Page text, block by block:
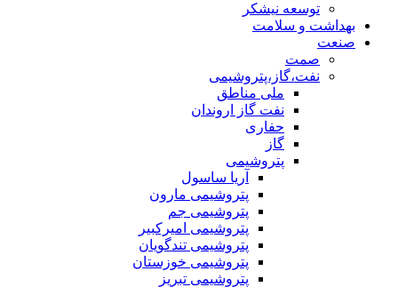
توسعه نیشکر
بهداشت و سلامت
صنعت
صمت
نفت،گاز،پتروشیمی
ملی مناطق
نفت گاز اروندان
حفاری
گاز
پتروشیمی
آریا ساسول
پتروشیمی مارون
پتروشیمی جم
پتروشیمی امیرکبیر
پتروشیمی تندگویان
پتروشیمی خوزستان
پتروشیمی تبریز